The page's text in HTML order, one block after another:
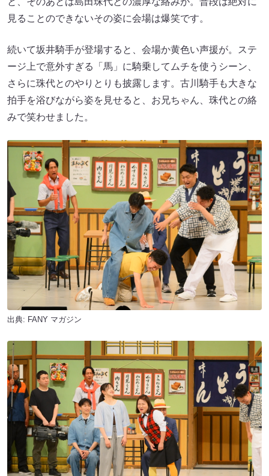
見ることのできないその姿に会場は爆笑です。
続いて坂井騎手が登場すると、会場か黄色い声援が。ステ
ージ上で意外すぎる「馬」に騎乗してムチを使うシーン、
さらに珠代とのやりとりも披露します。古川騎手も大きな
拍手を浴びながら姿を見せると、お兄ちゃん、珠代との絡
みで笑わせました。
出典: FANY マガジン